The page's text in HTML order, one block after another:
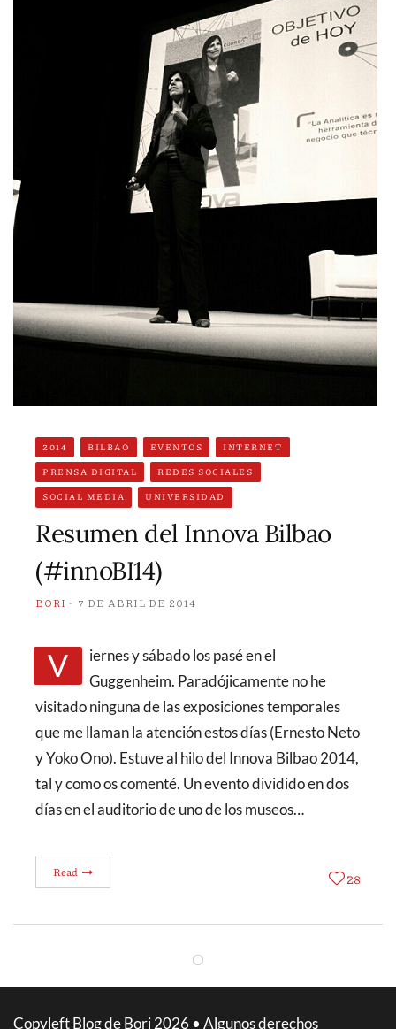
2014 BILBAO EVENTOS INTERNET
PRENSA DIGITAL REDES SOCIALES
SOCIAL MEDIA UNIVERSIDAD
Resumen del Innova Bilbao
(#innoBI14)
BORI 7 DE ABRIL DE 2014
Viernes y sábado los pasé en el
Guggenheim. Paradójicamente no he
visitado ninguna de las exposiciones temporales
que me llaman la atención estos días (Ernesto Neto
y Yoko Ono). Estuve al hilo del Innova Bilbao 2014,
tal y como os comenté. Un evento dividido en dos
días en el auditorio de uno de los museos…
Read 28
Copyleft Blog de Bori 2026 • Algunos derechos